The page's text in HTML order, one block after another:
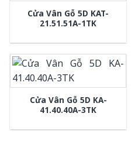
Cửa Vân Gỗ 5D KAT-
21.51.51A-1TK
Cửa Vân Gỗ 5D KA-
41.40.40A-3TK